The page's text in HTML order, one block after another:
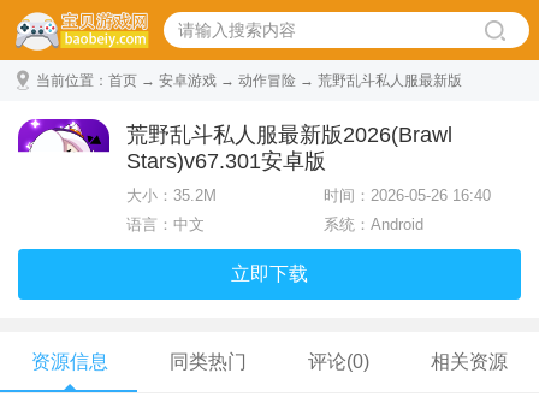
当前位置： 首页 → 安卓游戏 → 动作冒险 → 荒野乱斗私人服最新版
荒野乱斗私人服最新版2026(Brawl
Stars)v67.301安卓版
大小： 35.2M
时间：2026-05-26 16:40
语言：中文
系统：Android
立即下载
资源信息 同类热门 评论(0) 相关资源